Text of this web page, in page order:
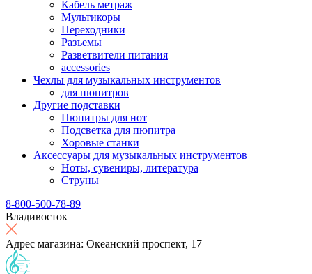
Кабель метраж
Мультикоры
Переходники
Разъемы
Разветвители питания
accessories
Чехлы для музыкальных инструментов
для пюпитров
Другие подставки
Пюпитры для нот
Подсветка для пюпитра
Хоровые станки
Аксессуары для музыкальных инструментов
Ноты, сувениры, литература
Струны
8-800-500-78-89
Владивосток
Адрес магазина: Океанский проспект, 17